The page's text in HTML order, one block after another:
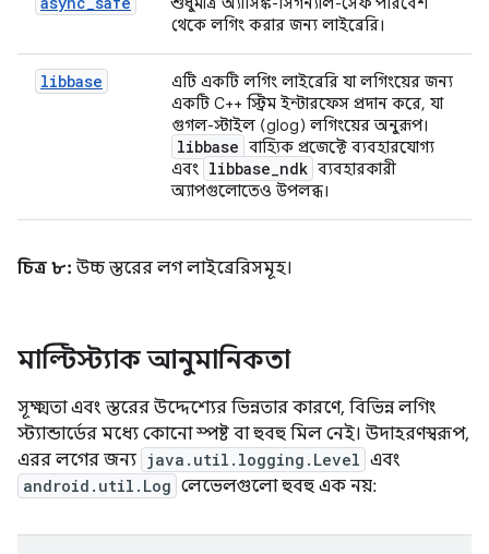
থেকে লগিং করার জন্য লাইব্রেরি।
libbase
এটি একটি লগিং লাইব্রেরি যা লগিংয়ের জন্য
একটি C++ স্ট্রিম ইন্টারফেস প্রদান করে, যা
গুগল-স্টাইল (glog) লগিংয়ের অনুরূপ।
libbase বাহ্যিক প্রজেক্টে ব্যবহারযোগ্য
এবং libbase_ndk ব্যবহারকারী
অ্যাপগুলোতেও উপলব্ধ।
চিত্র ৮: উচ্চ স্তরের লগ লাইব্রেরিসমূহ।
মাল্টিস্ট্যাক আনুমানিকতা
সূক্ষ্মতা এবং স্তরের উদ্দেশ্যের ভিন্নতার কারণে, বিভিন্ন লগিং
স্ট্যান্ডার্ডের মধ্যে কোনো স্পষ্ট বা হুবহু মিল নেই। উদাহরণস্বরূপ,
এরর লগের জন্য java.util.logging.Level এবং
android.util.Log লেভেলগুলো হুবহু এক নয়: